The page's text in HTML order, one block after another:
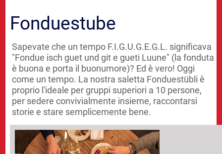
Fonduestube
Sapevate che un tempo F.I.G.U.G.E.G.L. significava
"Fondue isch guet und git e gueti Luune" (la fonduta
è buona e porta il buonumore)? Ed è vero! Oggi
come un tempo. La nostra saletta Fonduestübli è
proprio l'ideale per gruppi superiori a 10 persone,
per sedere convivialmente insieme, raccontarsi
storie e stare semplicemente bene.